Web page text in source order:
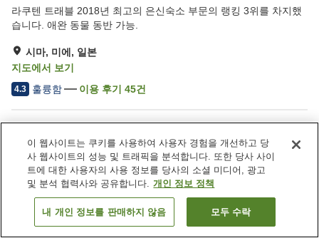
라쿠텐 트래블 2018년 최고의 은신숙소 부문의 랭킹 3위를 차지했
습니다. 애완 동물 동반 가능.
시마, 미에, 일본
지도에서 보기
4.3 훌륭함 이용 후기 45건
주차장
스파 / 미용실
카페
건물 내에서 반려동물 동반
가능
일본 미에 시마 히오기장
객실 보기
이 웹사이트는 쿠키를 사용하여 사용자 경험을 개선하고 당
사 웹사이트의 성능 및 트래픽을 분석합니다. 또한 당사 사이
트에 대한 사용자의 사용 정보를 당사의 소셜 미디어, 광고
및 분석 협력사와 공유합니다. 개인 정보 정책
내 개인 정보를 판매하지 않음 모두 수락